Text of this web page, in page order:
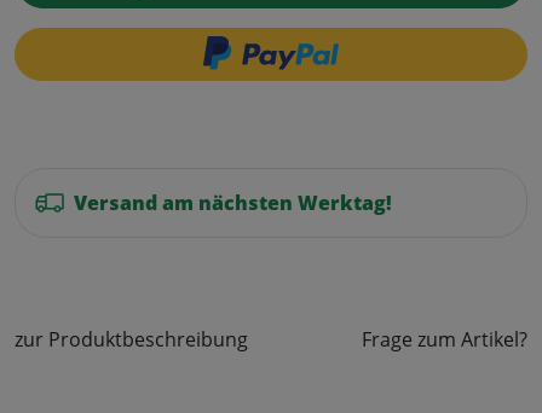
Versand am nächsten Werktag!
zur Produktbeschreibung Frage zum Artikel?